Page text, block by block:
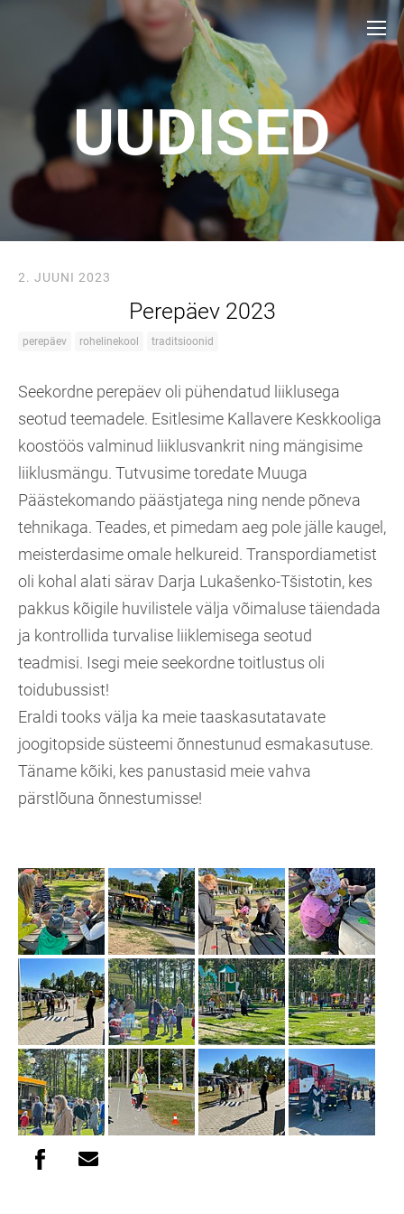
UUDISED
2. JUUNI 2023
Perepäev 2023
perepäev rohelinekool traditsioonid
Seekordne perepäev oli pühendatud liiklusega
seotud teemadele. Esitlesime Kallavere Keskkooliga
koostöös valminud liiklusvankrit ning mängisime
liiklusmängu. Tutvusime toredate Muuga
Päästekomando päästjatega ning nende põneva
tehnikaga. Teades, et pimedam aeg pole jälle kaugel,
meisterdasime omale helkureid. Transpordiametist
oli kohal alati särav Darja Lukašenko-Tšistotin, kes
pakkus kõigile huvilistele välja võimaluse täiendada
ja kontrollida turvalise liiklemisega seotud
teadmisi. Isegi meie seekordne toitlustus oli
toidubussist!
Eraldi tooks välja ka meie taaskasutatavate
joogitopside süsteemi õnnestunud esmakasutuse.
Täname kõiki, kes panustasid meie vahva
pärstlõuna õnnestumisse!